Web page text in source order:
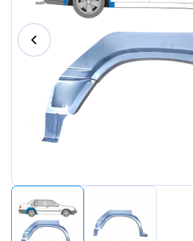
Magyar
Hrvatski